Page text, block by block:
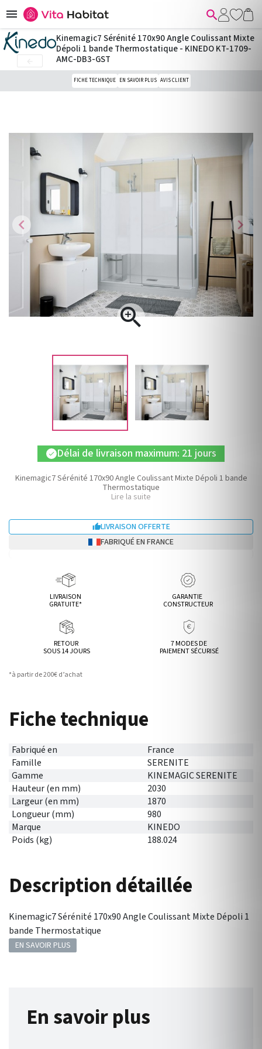
 
chevron_left

chevron_right
Kinemagic7 Sérénité 170x90 Angle Coulissant Mixte
Dépoli 1 bande Thermostatique - KINEDO KT-1709-
AMC-DB3-GST
FICHE TECHNIQUE EN SAVOIR PLUS AVIS CLIENT
check Délai de livraison maximum: 21 jours
Kinemagic7 Sérénité 170x90 Angle Coulissant Mixte Dépoli 1 bande
Thermostatique
Lire la suite
LIVRAISON OFFERTE
FABRIQUÉ EN FRANCE
LIVRAISON
GRATUITE*
GARANTIE
CONSTRUCTEUR
RETOUR
SOUS 14 JOURS
7 MODES DE
PAIEMENT SÉCURISÉ
*à partir de 200€ d’achat
Fiche technique
Fabriqué en
France
Famille
SERENITE
Gamme
KINEMAGIC SERENITE
Hauteur (en mm)
2030
Largeur (en mm)
1870
Longueur (mm)
980
Marque
KINEDO
Poids (kg)
188.024
Description détaillée
Kinemagic7 Sérénité 170x90 Angle Coulissant Mixte Dépoli 1
bande Thermostatique
EN SAVOIR PLUS
En savoir plus